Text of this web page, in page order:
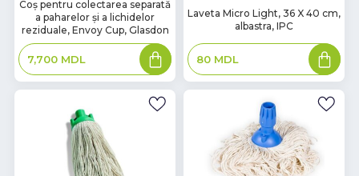
наличии
Coș pentru colectarea separată
a paharelor și a lichidelor
reziduale, Envoy Cup, Glasdon
7,700 MDL
Adaugă
în
coș
ВLaveta Micro Light, 36 X 40 cm,
albastra, IPC
80 MDL
Adaugă
în
coș